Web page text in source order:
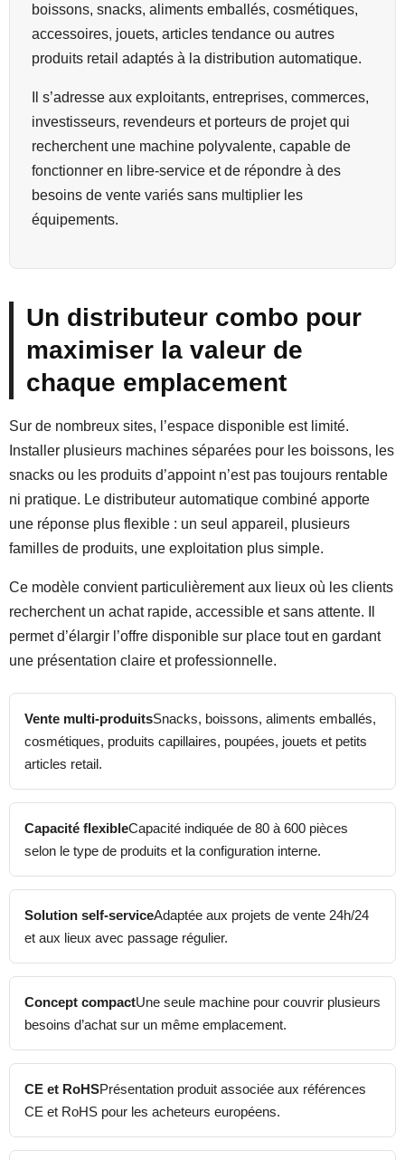
boissons, snacks, aliments emballés, cosmétiques,
accessoires, jouets, articles tendance ou autres
produits retail adaptés à la distribution automatique.
Il s’adresse aux exploitants, entreprises, commerces,
investisseurs, revendeurs et porteurs de projet qui
recherchent une machine polyvalente, capable de
fonctionner en libre-service et de répondre à des
besoins de vente variés sans multiplier les
équipements.
Un distributeur combo pour
maximiser la valeur de
chaque emplacement
Sur de nombreux sites, l’espace disponible est limité.
Installer plusieurs machines séparées pour les boissons, les
snacks ou les produits d’appoint n’est pas toujours rentable
ni pratique. Le distributeur automatique combiné apporte
une réponse plus flexible : un seul appareil, plusieurs
familles de produits, une exploitation plus simple.
Ce modèle convient particulièrement aux lieux où les clients
recherchent un achat rapide, accessible et sans attente. Il
permet d’élargir l’offre disponible sur place tout en gardant
une présentation claire et professionnelle.
Vente multi-produitsSnacks, boissons, aliments emballés,
cosmétiques, produits capillaires, poupées, jouets et petits
articles retail.
Capacité flexibleCapacité indiquée de 80 à 600 pièces
selon le type de produits et la configuration interne.
Solution self-serviceAdaptée aux projets de vente 24h/24
et aux lieux avec passage régulier.
Concept compactUne seule machine pour couvrir plusieurs
besoins d’achat sur un même emplacement.
CE et RoHSPrésentation produit associée aux références
CE et RoHS pour les acheteurs européens.